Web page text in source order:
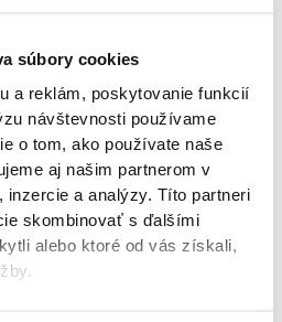
súbory cookies
a reklám, poskytovanie funkcií
návštevnosti používame
o tom, ako používate naše
aj našim partnerom v
inzercie a analýzy. Títo partneri
skombinovať s ďalšími
alebo ktoré od vás získali,
potvrdením rezervácie
porozumel im a súhlasí s
prenájom člnov, raftov, pádiel,
vodáckeho vybavenia na
Okrem uvedeného
horské bicykle a elektrické